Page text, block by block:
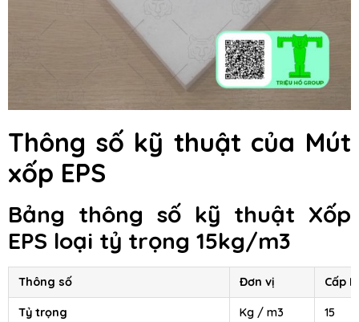
Thông số kỹ thuật của Mút
xốp EPS
Bảng thông số kỹ thuật Xốp
EPS loại tỷ trọng 15kg/m3
Thông số Đơn vị Cấp I
Tỷ trọng Kg / m3 15